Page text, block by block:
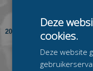
2017/2018 in de
samen met
Deze
cookies.
Deze website